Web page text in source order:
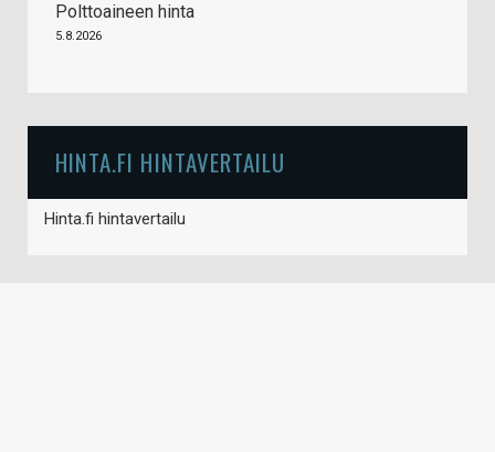
Polttoaineen hinta
5.8.2026
HINTA.FI HINTAVERTAILU
Hinta.fi hintavertailu